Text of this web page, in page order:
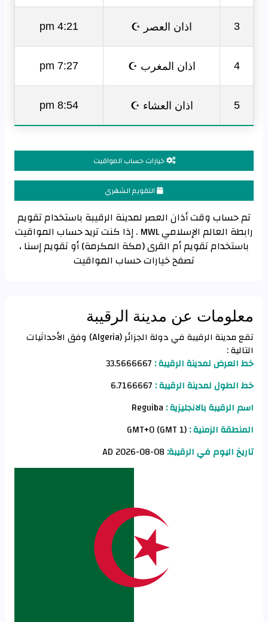
3 اذان العصر ☪ 4:21 pm
4 اذان المغرب ☪ 7:27 pm
5 اذان العشاء ☪ 8:54 pm
خيارات حساب المواقيت
التقويم الشهري
تم حساب وقت أذان العصر لمدينة الرقيبة باستخدام تقويم
رابطة العالم الإسلامي MWL . إذا كنت تريد حساب المواقيت
باستخدام تقويم أم القرى (مكة المكرمة) أو تقويم إسنا ،
تصفح خيارات حساب المواقيت
معلومات عن مدينة الرقيبة
تقع مدينة الرقيبة في دولة الجزائر (Algeria) وفق الأحداثيات
التالية :
خط العرض لمدينة الرقيبة : 33.5666667
خط الطول لمدينة الرقيبة :
اسم الرقيبة بالانجليزية :
المنطقة الزمنية :
تاريخ اليوم في الرقيبة: